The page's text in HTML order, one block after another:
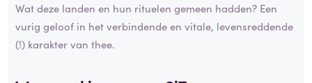
Wat deze landen en hun rituelen gemeen hadden? Een
vurig geloof in het verbindende en vitale, levensreddende
(!) karakter van thee.